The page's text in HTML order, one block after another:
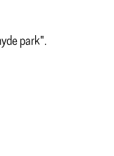
park".